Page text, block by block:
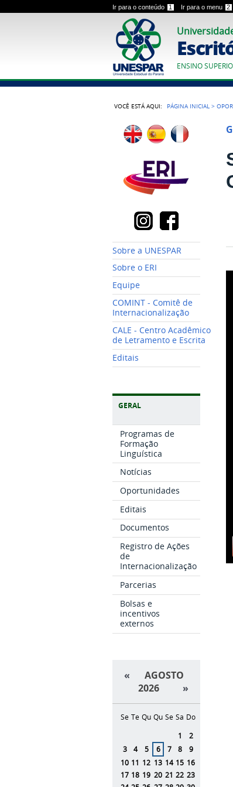
Ir para o conteúdo 1 Ir para o menu 2
ENSINO
VOCÊ ESTÁ AQUI: PÁGINA INICIAL >
Sobre a UNESPAR
Sobre o ERI
Equipe
COMINT - Comitê de
Internacionalização
CALE - Centro Acadêmico
de Letramento e Escrita
Editais
GERAL
Programas de
Formação
Linguística
Notícias
Oportunidades
Editais
Documentos
Registro de Ações
de
Internacionalização
Parcerias
Bolsas e
incentivos
externos
«
AGOSTO
2026
»
Se Te Qu Qu Se Sa Do
1
2
3
4 5 6 7 8
9
10 11 12 13 14 15 16
17 18 19 20 21 22 23